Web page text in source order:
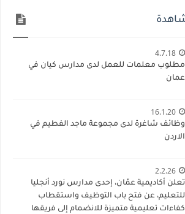
4.7.18
مطلوب معلمات للعمل لدى مدارس كيان في
عمان
16.1.20
وظائف شاغرة لدى مجموعة ماجد الفطيم في
الاردن
2.2.26
تعلن أكاديمية عمّان، إحدى مدارس نورد أنجليا
للتعليم، عن فتح باب التوظيف واستقطاب
كفاءات تعليمية متميزة للانضمام إلى فريقها